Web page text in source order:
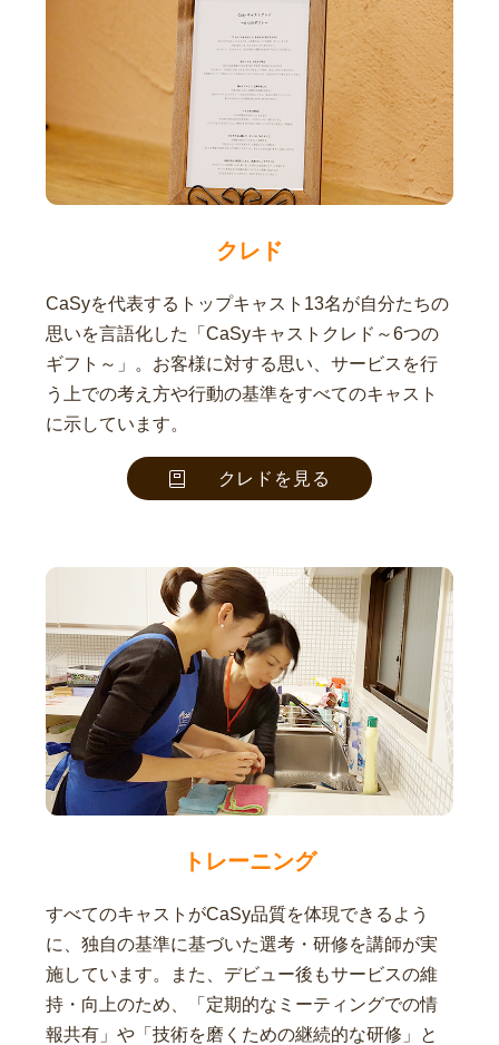
クレド
CaSyを代表するトップキャスト13名が自分たちの
思いを言語化した「CaSyキャストクレド～6つの
ギフト～」。お客様に対する思い、サービスを行
う上での考え方や行動の基準をすべてのキャスト
に示しています。
クレドを見る
トレーニング
すべてのキャストがCaSy品質を体現できるよう
に、独自の基準に基づいた選考・研修を講師が実
施しています。また、デビュー後もサービスの維
持・向上のため、「定期的なミーティングでの情
報共有」や「技術を磨くための継続的な研修」と